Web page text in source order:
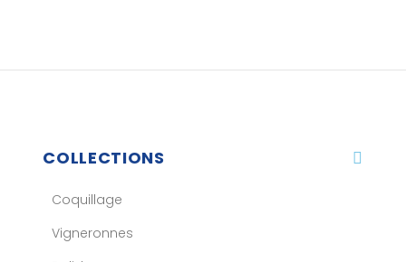
COLLECTIONS
Coquillage
Vigneronnes